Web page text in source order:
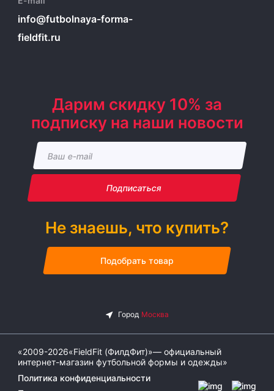
info@futbolnaya-forma-
fieldfit.ru
Дарим скидку 10% за
подписку на наши новости
Подписаться
Не знаешь, что купить?
Подобрать товар
«2009-2026«FieldFit (ФилдФит)»— официальный
интернет-магазин футбольной формы и одежды»
Политика конфиденциальности